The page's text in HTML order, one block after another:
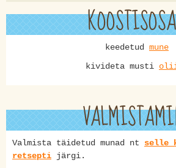
keedetud mune
kivideta musti
Valmista täidetud munad nt selle
retsepti järgi.